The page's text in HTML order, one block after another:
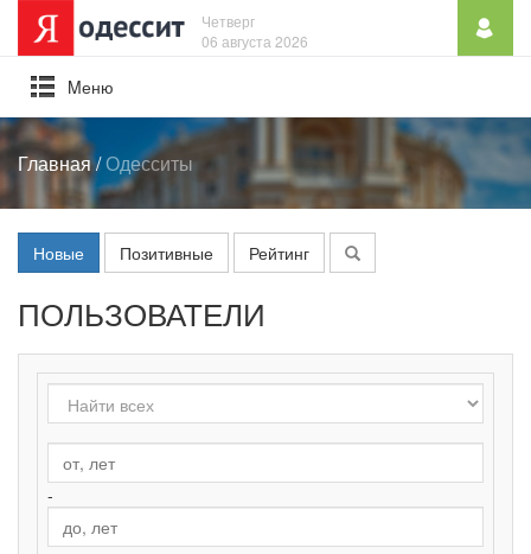
Четверг
06 августа 2026
Mеню
Главная/Одесситы
Новые Позитивные Рейтинг
ПОЛЬЗОВАТЕЛИ
-